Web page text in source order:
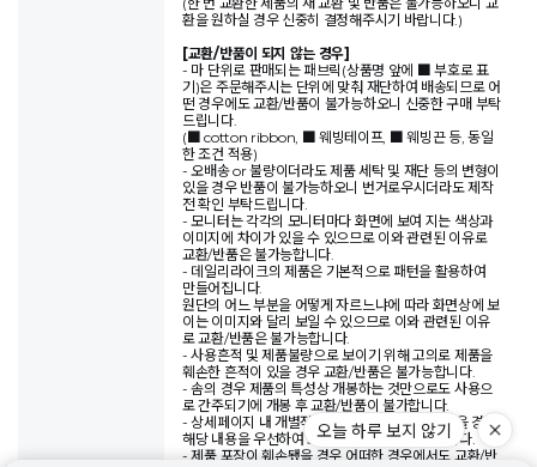
환을 원하실 경우 신중히 결정해주시기 바랍니다.)
[교환/반품이 되지 않는 경우]
- 마 단위로 판매되는 패브릭(상품명 앞에 ■ 부호로 표
기)은 주문해주시는 단위에 맞춰 재단하여 배송되므로 어
떤 경우에도 교환/반품이 불가능하오니 신중한 구매 부탁
드립니다.
(■ cotton ribbon, ■ 웨빙테이프, ■ 웨빙끈 등, 동일
한 조건 적용)
- 오배송 or 불량이더라도 제품 세탁 및 재단 등의 변형이
있을 경우 반품이 불가능하오니 번거로우시더라도 제작
전 확인 부탁드립니다.
- 모니터는 각각의 모니터마다 화면에 보여 지는 색상과
이미지에 차이가 있을 수 있으므로 이와 관련된 이유로
교환/반품은 불가능합니다.
- 데일리라이크의 제품은 기본적으로 패턴을 활용하여
만들어집니다.
원단의 어느 부분을 어떻게 자르느냐에 따라 화면상에 보
이는 이미지와 달리 보일 수 있으므로 이와 관련된 이유
로 교환/반품은 불가능합니다.
- 사용흔적 및 제품불량으로 보이기 위해 고의로 제품을
훼손한 흔적이 있을 경우 교환/반품은 불가능합니다.
- 솜의 경우 제품의 특성상 개봉하는 것만으로도 사용으
로 간주되기에 개봉 후 교환/반품이 불가합니다.
- 상세페이지 내 개별적으로 교환/반품 사항이 있을 경우
해당 내용을 우선하여 교환/반품 기준이 적용됩니다.
- 제품 포장이 훼손됐을 경우 어떠한 경우에서도 교환/반
오늘 하루 보지 않기